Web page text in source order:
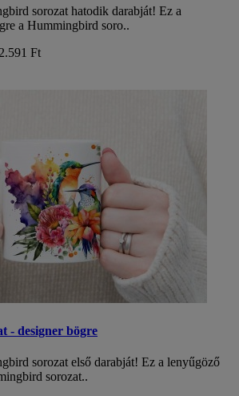
sorozat hatodik darabját! Ez a
a Hummingbird soro..
Ft
- designer bögre
sorozat első darabját! Ez a lenyűgöző
sorozat..